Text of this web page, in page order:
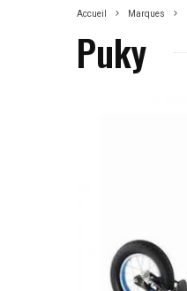
Accueil Marques
Puky